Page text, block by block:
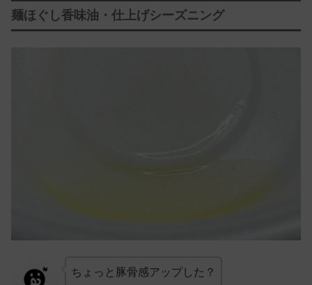
麺ほぐし香味油・仕上げシーズニング
ちょっと豚骨感アップした？